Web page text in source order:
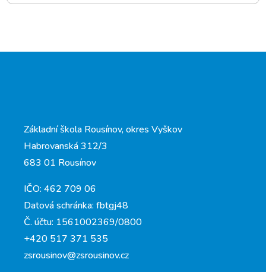
Základní škola Rousínov, okres Vyškov
Habrovanská 312/3
683 01 Rousínov
IČO: 462 709 06
Datová schránka: fbtgj48
Č. účtu: 1561002369/0800
+420 517 371 535
zsrousinov@zsrousinov.cz